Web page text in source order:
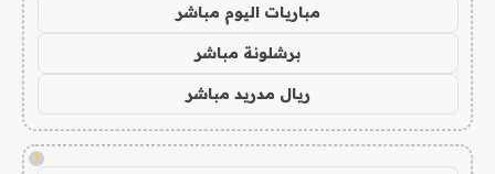
مباريات اليوم مباشر
برشلونة مباشر
ريال مدريد مباشر
!